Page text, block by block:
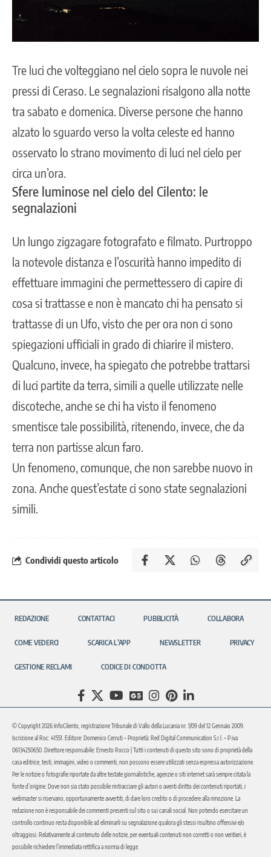
Tre luci che volteggiano nel cielo sopra le nuvole nei
pressi di Ceraso . Le segnalazioni risalgono alla notte
tra sabato e domenica. Diverse persone che hanno
alzato lo sguardo verso la volta celeste ed hanno
osservato lo strano movimento di luci nel cielo per
circa un’ora.
Sfere luminose nel cielo del Cilento: le
segnalazioni
Un lungo zigzagare fotografato e filmato. Purtroppo
la notevole distanza e l’oscurità hanno impedito di
effettuare immagini che permettessero di capire di
cosa si trattasse e non è mancato chi ha pensato si
trattasse di un Ufo, visto che per ora non ci sono
spiegazioni ufficiali in grado di chiarire il mistero.
Qualcuno, invece, ha spiegato che potrebbe trattarsi
di luci partite da terra, simili a quelle utilizzate nelle
discoteche, anche se chi ha visto il fenomeno
smentisce tale possibilità, ritenendo, invece, che da
terra non partisse alcun faro.
Un fenomeno, comunque, che non sarebbe nuovo in
zona. Anche quest’estate ci sono statesegnalazioni
simili.
Condividi questo articolo
REDAZIONE CONTATTACI PUBBLICITÀ COLLABORA
COME VEDERCI SCARICA L’APP NEWSLETTER PRIVACY
GESTIONE RECLAMI CODICE DI CONDOTTA
© Copyright 2026 InfoCilento, registrazione Tribunale di Vallo della Lucania nr. 1/09 del 12 Gennaio 2009.
Iscrizione al Roc: 41551. Editore: Domenico Cerruti – Proprietà: Red Digital Communication S.r.l. – P.iva
06134250650. Direttore responsabile: Ernesto Rocco | Tutti i contenuti di questo sito sono di proprietà della
casa editrice, testi, immagini, video o commenti, non possono essere utilizzati senza espressa autorizzazione.
Per le notizie o fotografie riportate da altre testate giornalistiche, agenzie o siti internet sarà sempre citata la
fonte d’origine. Dove non sia stato possibile rintracciare gli autori o aventi diritto dei contenuti riportati, i
webmaster si riservano, opportunamente avvertiti, di dare loro credito o di procedere alla rimozione. La
redazione non è responsabile dei commenti presenti sul sito o sui canali social. Non potendo esercitare un
controllo continuo resta disponibile ad eliminarli su segnalazione qualora gli stessi risultino offensivi e/o
oltraggiosi. Relativamente al contenuto delle notizie, per eventuali contenuti non corretti o non veritieri, è
possibile richiedere l’immediata rettifica a norma di legge.